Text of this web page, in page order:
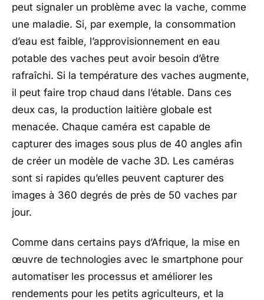
peut signaler un problème avec la vache, comme
une maladie. Si, par exemple, la consommation
d’eau est faible, l’approvisionnement en eau
potable des vaches peut avoir besoin d’être
rafraîchi. Si la température des vaches augmente,
il peut faire trop chaud dans l’étable. Dans ces
deux cas, la production laitière globale est
menacée. Chaque caméra est capable de
capturer des images sous plus de 40 angles afin
de créer un modèle de vache 3D. Les caméras
sont si rapides qu’elles peuvent capturer des
images à 360 degrés de près de 50 vaches par
jour.
Comme dans certains pays d’Afrique, la mise en
œuvre de technologies avec le smartphone pour
automatiser les processus et améliorer les
rendements pour les petits agriculteurs, et la